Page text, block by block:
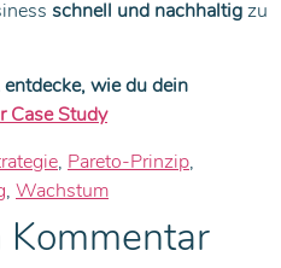
schnell und nachhaltigzu
wie du dein
Case Study
, Pareto-Prinzip,
, Wachstum
Kommentar